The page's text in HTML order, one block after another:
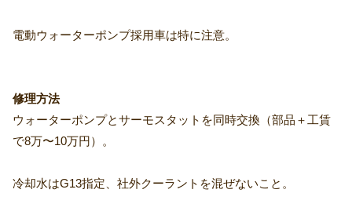
電動ウォーターポンプ採用車は特に注意。
修理方法
ウォーターポンプとサーモスタットを同時交換（部品＋工賃
で8万〜10万円）。
冷却水はG13指定、社外クーラントを混ぜないこと。